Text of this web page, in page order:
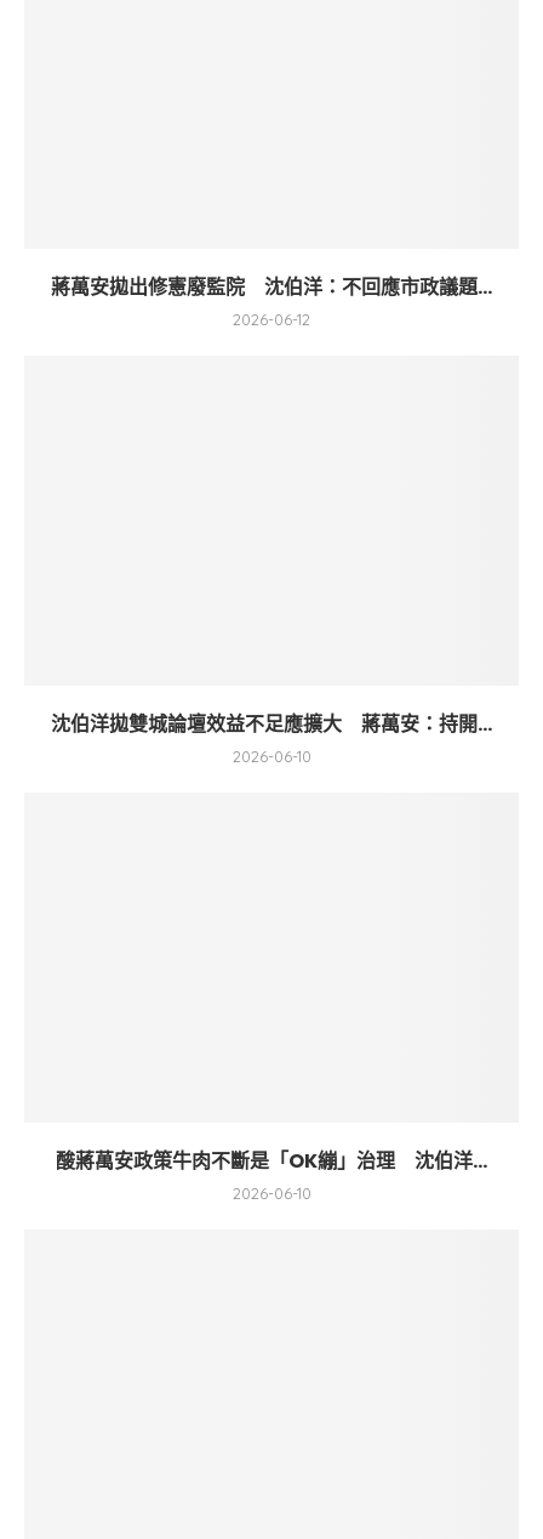
蔣萬安拋出修憲廢監院 沈伯洋：不回應市政議題...
2026-06-12
沈伯洋拋雙城論壇效益不足應擴大 蔣萬安：持開...
2026-06-10
酸蔣萬安政策牛肉不斷是「OK繃」治理 沈伯洋...
2026-06-10